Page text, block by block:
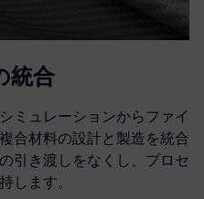
統合
ミュレーションからファイ
合材料の設計と製造を統合
引き渡しをなくし、プロセ
します。